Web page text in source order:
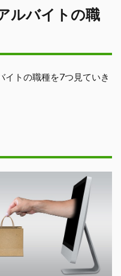
ルバイトの職
イトの職種を7つ見ていき